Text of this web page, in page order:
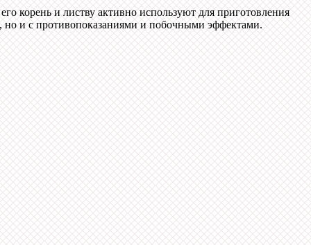
корень и листву активно используют для приготовления
но и с противопоказаниями и побочными эффектами.